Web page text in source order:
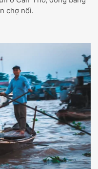
chợ nổi.